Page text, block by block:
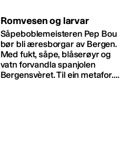
Romvesen og larvar
Såpeboblemeisteren Pep Bou
bør bli æresborgar av Bergen.
Med fukt, såpe, blåserøyr og
vatn forvandla spanjolen
Bergensvèret. Til ein metafor....